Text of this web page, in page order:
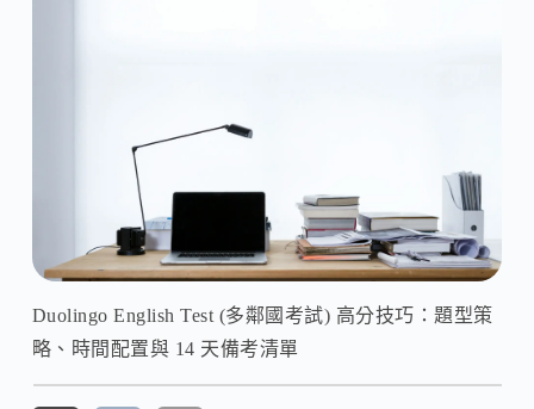
Duolingo English Test (多鄰國考試) 高分技巧：題型策
略、時間配置與 14 天備考清單